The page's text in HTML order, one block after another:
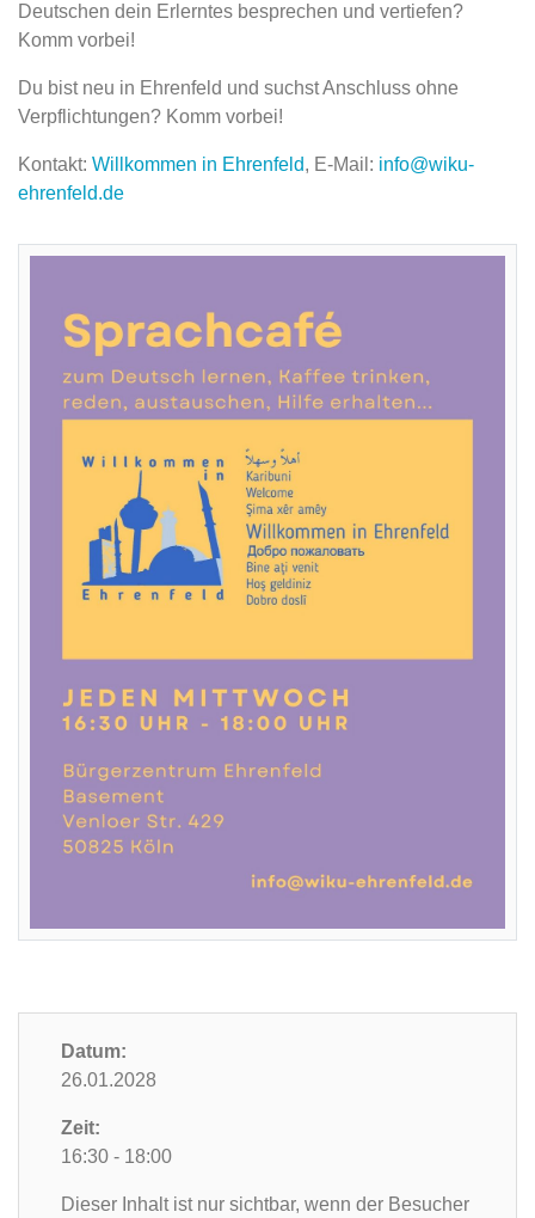
Deutschen dein Erlerntes besprechen und vertiefen?
Komm vorbei!
Du bist neu in Ehrenfeld und suchst Anschluss ohne
Verpflichtungen? Komm vorbei!
Kontakt: Willkommen in Ehrenfeld, E-Mail: info@wiku-
ehrenfeld.de
Datum:
26.01.2028
Zeit:
16:30 - 18:00
Dieser Inhalt ist nur sichtbar, wenn der Besucher